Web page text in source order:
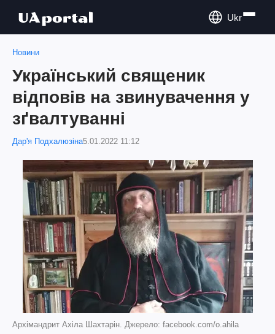
Ukr
Новини
Український священик
відповів на звинувачення у
зґвалтуванні
Дар'я Подхалюзіна5.01.2022 11:12
Архімандрит Ахіла Шахтарін. Джерело: facebook.com/o.ahila